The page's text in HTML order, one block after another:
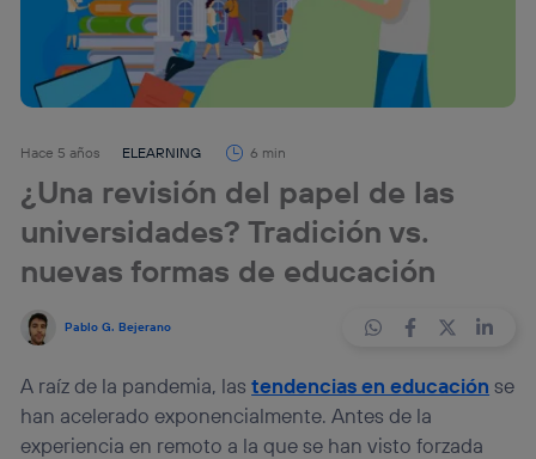
Hace 5 años ELEARNING 6 min
¿Una revisión del papel de las
universidades? Tradición vs.
nuevas formas de educación
Pablo G. Bejerano
A raíz de la pandemia, lastendencias en educación se
han acelerado exponencialmente. Antes de la
experiencia en remoto a la que se han visto forzada